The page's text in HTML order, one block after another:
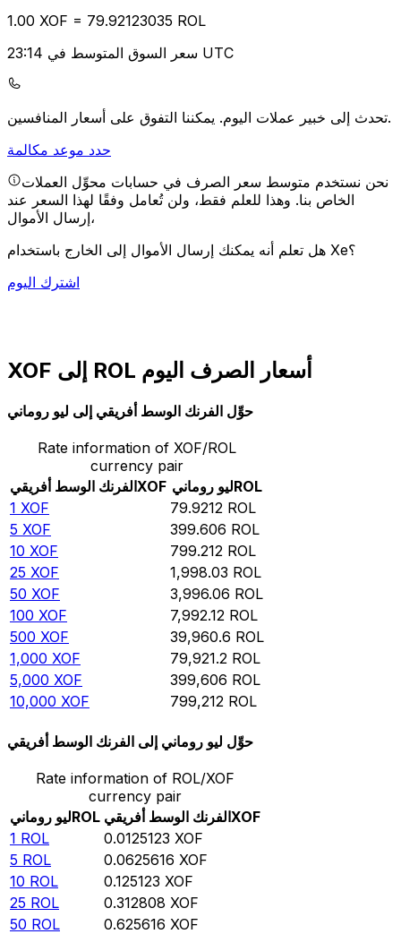
1.00 XOF = 79.92123035 ROL
سعر السوق المتوسط في 23:14 UTC
تحدث إلى خبير عملات اليوم.يمكننا التفوق على أسعار المنافسين.
حدد موعد مكالمة
نحن نستخدم متوسط سعر الصرف في حسابات محوِّل العملات
الخاص بنا. وهذا للعلم فقط، ولن تُعامل وفقًا لهذا السعر عند
إرسال الأموال،
هل تعلم أنه يمكنك إرسال الأموال إلى الخارج باستخدام Xe؟
اشترك اليوم
XOF إلى ROL أسعار الصرف اليوم
حوِّل الفرنك الوسط أفريقي إلى ليو روماني
Rate information of XOF/ROL
currency pair
الفرنك الوسط أفريقيXOF ليو رومانيROL
1 XOF 79.9212 ROL
5 XOF 399.606 ROL
10 XOF 799.212 ROL
25 XOF 1,998.03 ROL
50 XOF 3,996.06 ROL
100 XOF 7,992.12 ROL
500 XOF 39,960.6 ROL
1,000 XOF 79,921.2 ROL
5,000 XOF 399,606 ROL
10,000 XOF 799,212 ROL
حوِّل ليو روماني إلى الفرنك الوسط أفريقي
Rate information of ROL/XOF
currency pair
ليو رومانيROL الفرنك الوسط أفريقيXOF
1 ROL 0.0125123 XOF
5 ROL 0.0625616 XOF
10 ROL 0.125123 XOF
25 ROL 0.312808 XOF
50 ROL 0.625616 XOF